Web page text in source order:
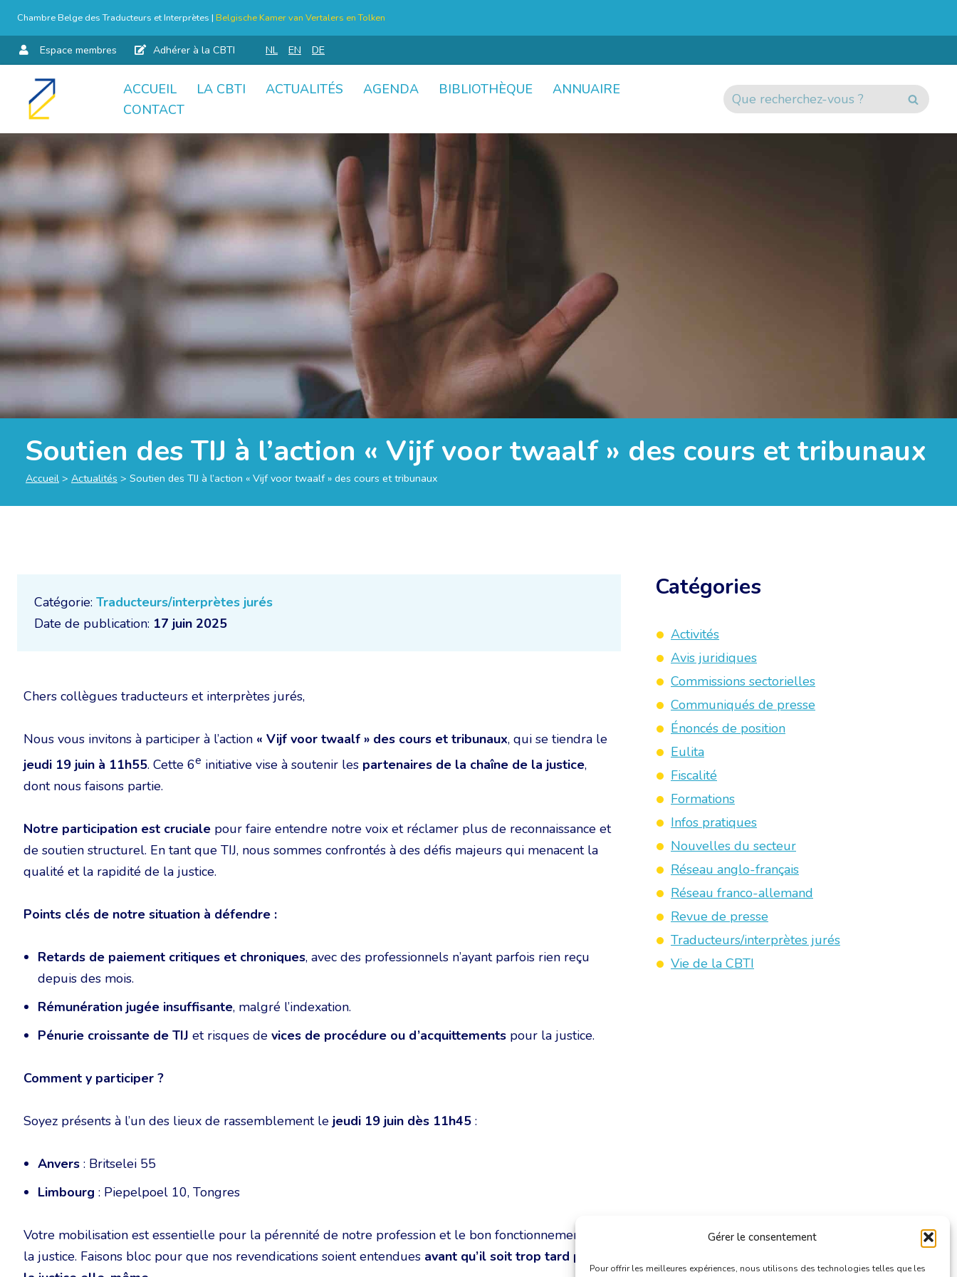
Gérer le consentement
Pour offrir les meilleures expériences, nous utilisons des technologies telles que les
Chambre Belge des Traducteurs et Interprètes | Belgische Kamer van Vertalers en Tolken
Espace membres Adhérer à la CBTI NL EN DE
Aller
contenu
ACCUEIL LA CBTI ACTUALITÉS AGENDA BIBLIOTHÈQUE
ANNUAIRE
CONTACT
Soutien des TIJ à l’action « Vijf voor twaalf » des cours et tribunaux
Accueil > Actualités > Soutien des TIJ à l’action « Vijf voor twaalf » des cours et tribunaux
Catégorie: Traducteurs/interprètes jurés
Date de publication: 17 juin 2025
Chers collègues traducteurs et interprètes jurés,
Nous vous invitons à participer à l’action « Vijf voor twaalf » des cours et tribunaux, qui se tiendra le
jeudi 19 juin à 11h55. Cette 6e initiative vise à soutenir les partenaires de la chaîne de la justice,
dont nous faisons partie.
Notre participation est cruciale pour faire entendre notre voix et réclamer plus de reconnaissance et
de soutien structurel. En tant que TIJ, nous sommes confrontés à des défis majeurs qui menacent la
qualité et la rapidité de la justice.
Points clés de notre situation à défendre :
Retards de paiement critiques et chroniques, avec des professionnels n’ayant parfois rien reçu
depuis des mois.
Rémunération jugée insuffisante, malgré l’indexation.
Pénurie croissante de TIJ et risques de vices de procédure ou d’acquittements pour la justice.
Comment y participer ?
Soyez présents à l’un des lieux de rassemblement le jeudi 19 juin dès 11h45 :
Anvers : Britselei 55
Limbourg : Piepelpoel 10, Tongres
Votre mobilisation est essentielle pour la pérennité de notre profession et le bon fonctionnement de
la justice. Faisons bloc pour que nos revendications soient entendues avant qu’il soit trop tard pour
Catégories
Activités
Avis juridiques
Commissions sectorielles
Communiqués de presse
Énoncés de position
Eulita
Fiscalité
Formations
Infos pratiques
Nouvelles du secteur
Réseau anglo-français
Réseau franco-allemand
Revue de presse
Traducteurs/interprètes jurés
Vie de la CBTI